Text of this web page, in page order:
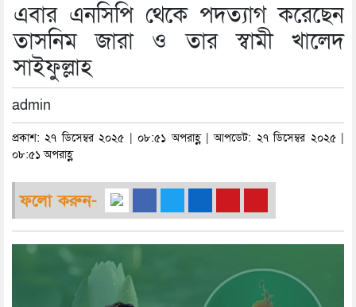
এবার এনসিপি থেকে পদত্যাগ করেছেন
তাসনিম জারা ও তার স্বামী খালেদ
সাইফুল্লাহ
admin
প্রকাশ: ২৭ ডিসেম্বর ২০২৫ | ০৮:৫১ অপরাহ্ণ | আপডেট: ২৭ ডিসেম্বর ২০২৫ |
০৮:৫১ অপরাহ্ণ
ফলো করুন-